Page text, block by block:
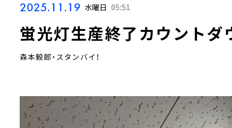
2025.11.19 水曜日 05:51
蛍光灯生産終了カウントダ
森本毅郎・スタンバイ！